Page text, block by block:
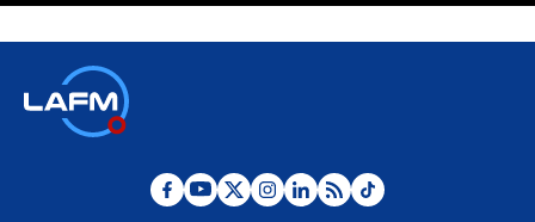
Desde dermatitis hasta infecciones: